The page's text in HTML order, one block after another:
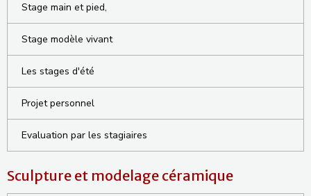
Stage main et pied,
Stage modèle vivant
Les stages d'été
Projet personnel
Evaluation par les stagiaires
Sculpture et modelage céramique